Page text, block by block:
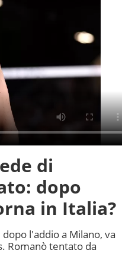
di
dopo
in Italia?
l'addio a Milano, va
Romanò tentato da